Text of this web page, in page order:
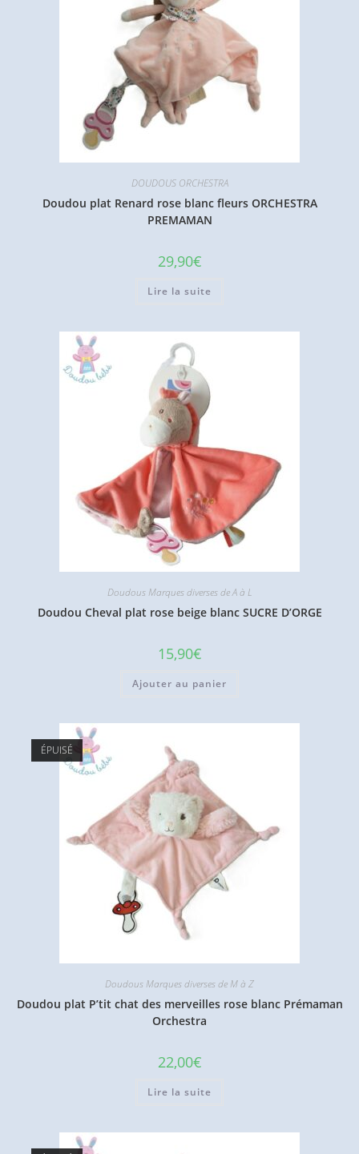
DOUDOUS ORCHESTRA
Doudou plat Renard rose blanc fleurs ORCHESTRA
PREMAMAN
29,90€
Lire la suite
Doudous Marques diverses de A à L
Doudou Cheval plat rose beige blanc SUCRE D’ORGE
15,90€
Ajouter au panier
ÉPUISÉ
Doudous Marques diverses de M à Z
Doudou plat P’tit chat des merveilles rose blanc Prémaman
Orchestra
22,00€
Lire la suite